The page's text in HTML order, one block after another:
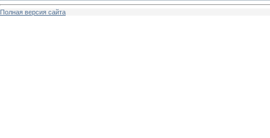
Полная версия сайта